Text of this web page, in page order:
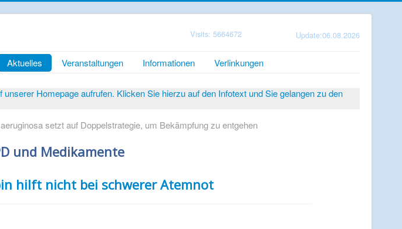
Visits: 5664672 Update:06.08.2026
Aktuelles Veranstaltungen Informationen Verlinkungen
Homepage aufrufen. Klicken Sie hierzu auf den Infotext und Sie gelangen zu den
aeruginosa setzt auf Doppelstrategie, um Bekämpfung zu entgehen
und Medikamente
hilft nicht bei schwerer Atemnot